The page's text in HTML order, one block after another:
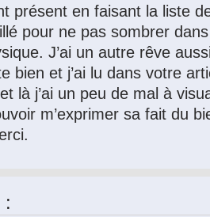
présent en faisant la liste
pour ne pas sombrer
J’ai un autre rêve
bien et j’ai lu dans votre
et là j’ai un peu de mal à
m’exprimer sa fait du
: